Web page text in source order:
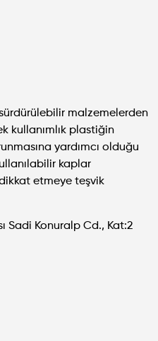
malzemelerden
kullanımlık plastiğin
yardımcı olduğu
kaplar
etmeye teşvik
Sadi Konuralp Cd., Kat:2